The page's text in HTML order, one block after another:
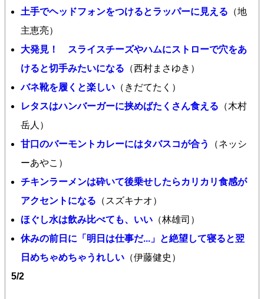
土手でヘッドフォンをつけるとラッパーに見える （地
主恵亮）
大発見！ スライスチーズやハムにストローで穴をあ
けると切手みたいになる （西村まさゆき）
バネ靴を履くと楽しい （きだてたく）
レタスはハンバーガーに挟めばたくさん食える （木村
岳人）
甘口のバーモントカレーにはタバスコが合う
（ネッシ
ーあやこ）
チキンラーメンは砕いて後乗せしたらカリカリ食感が
アクセントになる （スズキナオ）
ほぐし水は飲み比べても、いい （林雄司）
休みの前日に「明日は仕事だ...」と絶望して寝ると翌
日めちゃめちゃうれしい （伊藤健史）
5/2